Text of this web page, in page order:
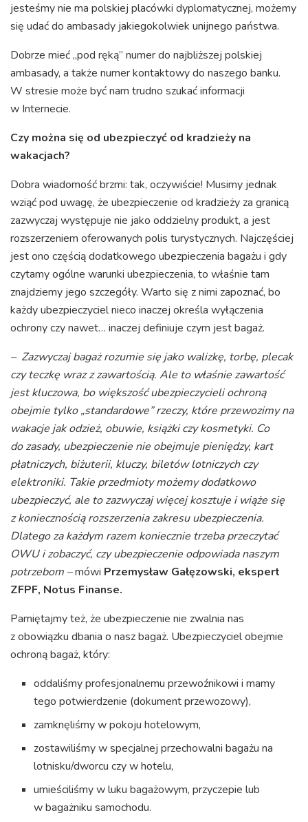
jesteśmy nie ma polskiej placówki dyplomatycznej, możemy
się udać do ambasady jakiegokolwiek unijnego państwa.
Dobrze mieć „pod ręką” numer do najbliższej polskiej
ambasady, a także numer kontaktowy do naszego banku.
W stresie może być nam trudno szukać informacji
w Internecie.
Czy można się od ubezpieczyć od kradzieży na
wakacjach?
Dobra wiadomość brzmi: tak, oczywiście! Musimy jednak
wziąć pod uwagę, że ubezpieczenie od kradzieży za granicą
zazwyczaj występuje nie jako oddzielny produkt, a jest
rozszerzeniem oferowanych polis turystycznych. Najczęściej
jest ono częścią dodatkowego ubezpieczenia bagażu i gdy
czytamy ogólne warunki ubezpieczenia, to właśnie tam
znajdziemy jego szczegóły. Warto się z nimi zapoznać, bo
każdy ubezpieczyciel nieco inaczej określa wyłączenia
ochrony czy nawet… inaczej definiuje czym jest bagaż.
– Zazwyczaj bagaż rozumie się jako walizkę, torbę, plecak
czy teczkę wraz z zawartością. Ale to właśnie zawartość
jest kluczowa, bo większość ubezpieczycieli ochroną
obejmie tylko „standardowe” rzeczy, które przewozimy na
wakacje jak odzież, obuwie, książki czy kosmetyki. Co
do zasady, ubezpieczenie nie obejmuje pieniędzy, kart
płatniczych, biżuterii, kluczy, biletów lotniczych czy
elektroniki. Takie przedmioty możemy dodatkowo
ubezpieczyć, ale to zazwyczaj więcej kosztuje i wiąże się
z koniecznością rozszerzenia zakresu ubezpieczenia.
Dlatego za każdym razem koniecznie trzeba przeczytać
OWU i zobaczyć, czy ubezpieczenie odpowiada naszym
potrzebom –mówi Przemysław Gałęzowski, ekspert
ZFPF, Notus Finanse.
Pamiętajmy też, że ubezpieczenie nie zwalnia nas
z obowiązku dbania o nasz bagaż. Ubezpieczyciel obejmie
ochroną bagaż, który:
oddaliśmy profesjonalnemu przewoźnikowi i mamy
tego potwierdzenie (dokument przewozowy),
zamknęliśmy w pokoju hotelowym,
zostawiliśmy w specjalnej przechowalni bagażu na
lotnisku/dworcu czy w hotelu,
umieściliśmy w luku bagażowym, przyczepie lub
w bagażniku samochodu.